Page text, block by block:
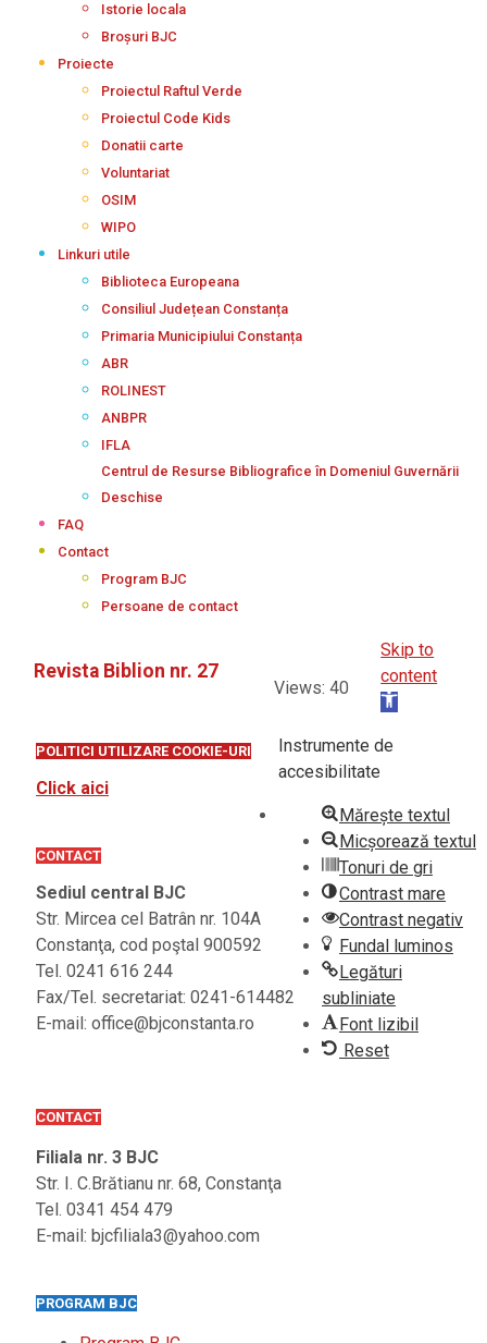
Istorie locala
Broșuri BJC
Proiecte
Proiectul Raftul Verde
Proiectul Code Kids
Donatii carte
Voluntariat
OSIM
WIPO
Linkuri utile
Biblioteca Europeana
Consiliul Județean Constanța
Primaria Municipiului Constanța
ABR
ROLINEST
ANBPR
IFLA
Centrul de Resurse Bibliografice în Domeniul Guvernării
Deschise
FAQ
Contact
Program BJC
Persoane de contact
Revista Biblion nr. 27
Views: 40
05-
POLITICI UTILIZARE COOKIE-URI
Click aici
CONTACT
Sediul central BJC
Str. Mircea cel Batrân nr. 104A
Constanţa, cod poştal 900592
Tel. 0241 616 244
Fax/Tel. secretariat: 0241-614482
E-mail: office@bjconstanta.ro
CONTACT
Filiala nr. 3 BJC
Str. I. C.Brătianu nr. 68, Constanţa
Tel. 0341 454 479
E-mail: bjcfiliala3@yahoo.com
PROGRAM BJC
Skip to
content
Open
Instrumente de
accesibilitate
Mărește textul
Micșorează textul
Tonuri de gri
Contrast mare
Contrast negativ
Fundal luminos
Legături
subliniate
Font lizibil
Reset